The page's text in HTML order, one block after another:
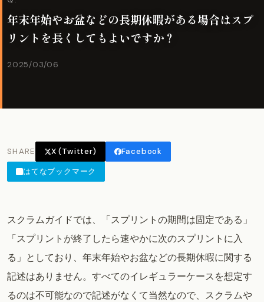
年末年始やお盆などの長期休暇がある場合はスプ
リントを長くしてもよいですか？
2025/03/06
SHARE X (Twitter)
Facebook
はてなブックマーク
スクラムガイドでは、「スプリントの期間は固定である」
「スプリントが終了したら速やかに次のスプリントに入
る」としており、年末年始やお盆などの長期休暇に関する
記述はありません。すべてのイレギュラーケースを想定す
るのは不可能なので記述がなくて当然なので、スクラムや